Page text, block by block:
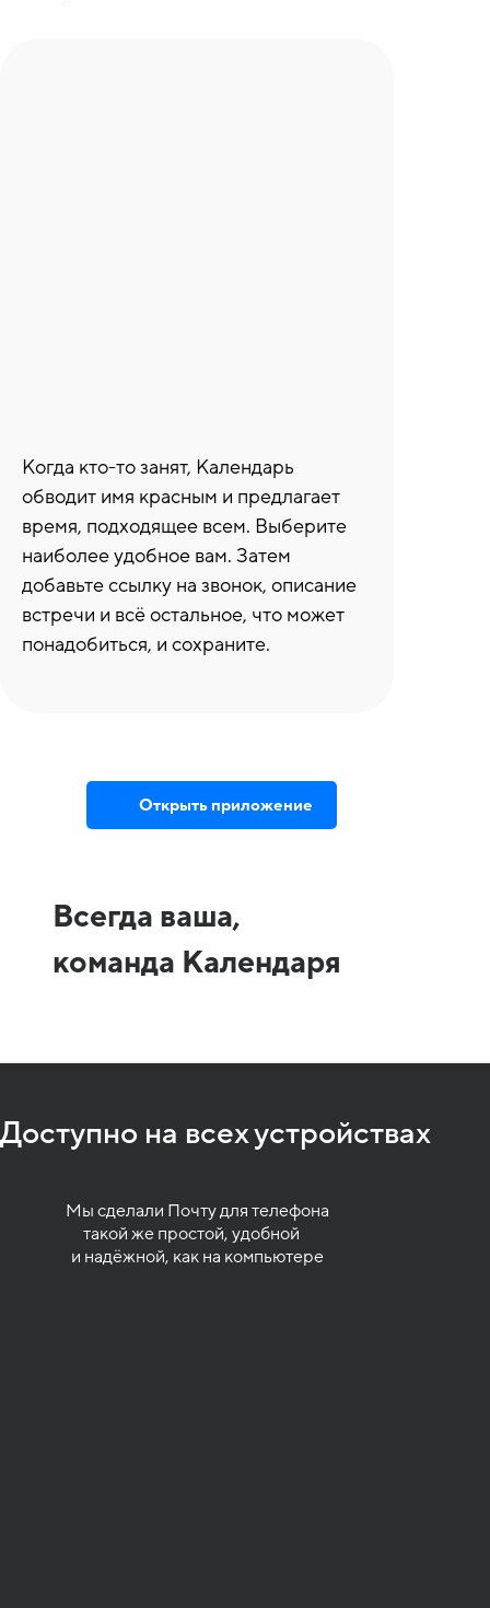
Открыть приложение
Когда кто-то занят, Календарь
обводит имя красным и предлагает
время, подходящее всем. Выберите
наиболее удобное вам. Затем
добавьте ссылку на звонок, описание
встречи и всё остальное, что может
понадобиться, и сохраните.
Всегда ваша,
команда Календаря
Mы сделали Почту для телефона
такой же простой, удобной
и надёжной, как на компьютере
Доступно на всех устройствах